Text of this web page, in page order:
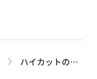
ハイカットのスケートシューズ4選。特徴と選び方を徹底解説